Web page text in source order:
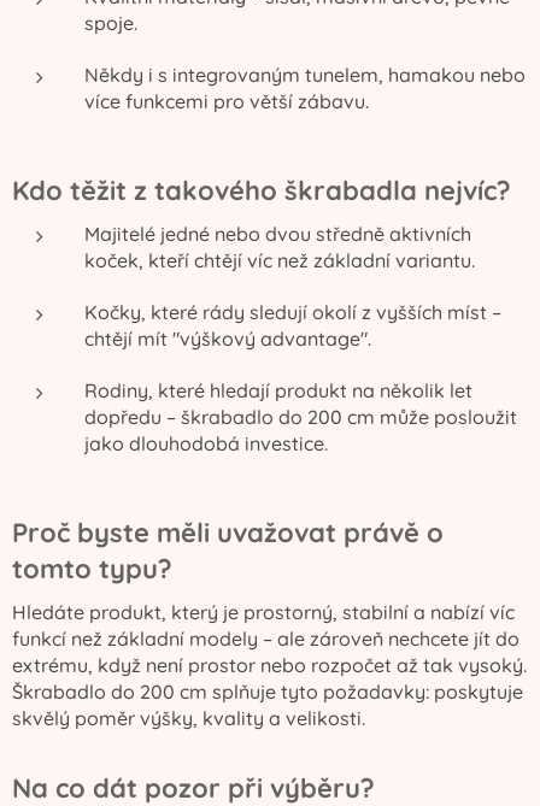
spoje.
Někdy i s integrovaným tunelem, hamakou nebo
více funkcemi pro větší zábavu.
Kdo těžit z takového škrabadla nejvíc?
Majitelé jedné nebo dvou středně aktivních
koček, kteří chtějí víc než základní variantu.
Kočky, které rády sledují okolí z vyšších míst –
chtějí mít "výškový advantage".
Rodiny, které hledají produkt na několik let
dopředu – škrabadlo do 200 cm může posloužit
jako dlouhodobá investice.
Proč byste měli uvažovat právě o
tomto typu?
Hledáte produkt, který je prostorný, stabilní a nabízí víc
funkcí než základní modely – ale zároveň nechcete jít do
extrému, když není prostor nebo rozpočet až tak vysoký.
Škrabadlo do 200 cm splňuje tyto požadavky: poskytuje
skvělý poměr výšky, kvality a velikosti.
Na co dát pozor při výběru?